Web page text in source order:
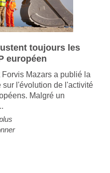
toujours les
européen
Mazars a publié la
l'évolution de l'activité
Malgré un